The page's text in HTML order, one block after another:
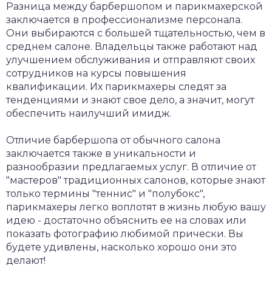
Разница между барбершопом и парикмахерской
заключается в профессионализме персонала.
Они выбираются с большей тщательностью, чем в
среднем салоне. Владельцы также работают над
улучшением обслуживания и отправляют своих
сотрудников на курсы повышения
квалификации. Их парикмахеры следят за
тенденциями и знают свое дело, а значит, могут
обеспечить наилучший имидж.
Отличие барбершопа от обычного салона
заключается также в уникальности и
разнообразии предлагаемых услуг. В отличие от
"мастеров" традиционных салонов, которые знают
только термины "теннис" и "полубокс",
парикмахеры легко воплотят в жизнь любую вашу
идею - достаточно объяснить ее на словах или
показать фотографию любимой прически. Вы
будете удивлены, насколько хорошо они это
делают!